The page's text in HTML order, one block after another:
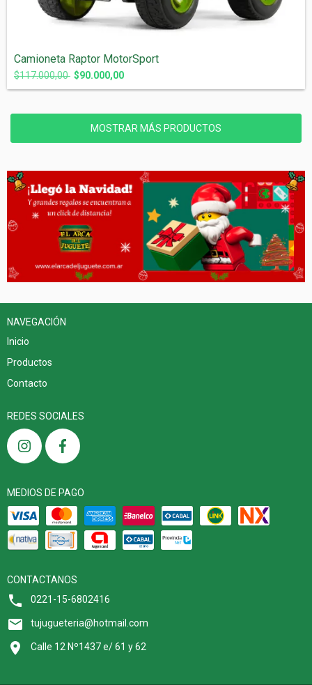
Camioneta Raptor MotorSport
$117.000,00 $90.000,00
MOSTRAR MÁS PRODUCTOS
NAVEGACIÓN
Inicio
Productos
Contacto
REDES SOCIALES
MEDIOS DE PAGO
CONTACTANOS
0221-15-6802416
tujugueteria@hotmail.com
Calle 12 Nº1437 e/ 61 y 62